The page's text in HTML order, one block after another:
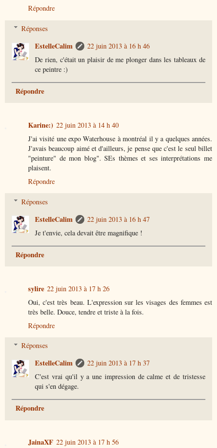
Répondre
Réponses
EstelleCalim
22 juin 2013 à 16 h 46
De rien, c'était un plaisir de me plonger dans les tableaux de
ce peintre :)
Répondre
Karine:) 22 juin 2013 à 14 h 40
J'ai visité une expo Waterhouse à montréal il y a quelques années.
J'avais beaucoup aimé et d'ailleurs, je pense que c'est le seul billet
"peinture" de mon blog". SEs thèmes et ses interprétations me
plaisent.
Répondre
Réponses
EstelleCalim
22 juin 2013 à 16 h 47
Je t'envie, cela devait être magnifique !
Répondre
sylire 22 juin 2013 à 17 h 26
Oui, c'est très beau. L'expression sur les visages des femmes est
très belle. Douce, tendre et triste à la fois.
Répondre
Réponses
EstelleCalim
22 juin 2013 à 17 h 37
C'est vrai qu'il y a une impression de calme et de tristesse
qui s'en dégage.
Répondre
JainaXF 22 juin 2013 à 17 h 56